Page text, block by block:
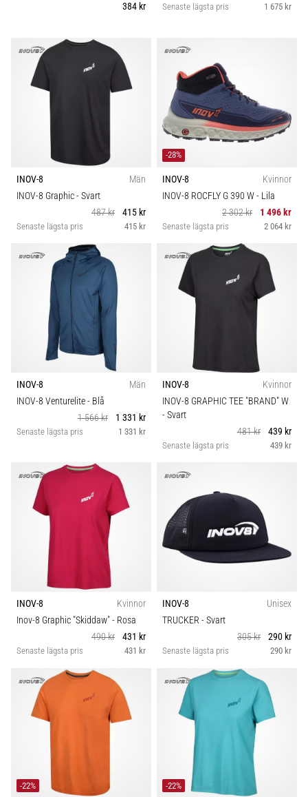
384 kr
Senaste lägsta pris 1 675 kr
INOV-8
Män
INOV-8 Graphic- Svart
487 kr
415 kr
Senaste lägsta pris 415 kr
-28%
INOV-8
Kvinnor
INOV-8 ROCFLY G 390 W- Lila
2 302 kr
1 496 kr
Senaste lägsta pris 2 064 kr
INOV-8
Män
INOV-8 Venturelite- Blå
1 566 kr
1 331 kr
Senaste lägsta pris 1 331 kr
INOV-8
Kvinnor
INOV-8 GRAPHIC TEE "BRAND" W
- Svart
481 kr
439 kr
Senaste lägsta pris 439 kr
INOV-8
Kvinnor
Inov-8 Graphic "Skiddaw"- Rosa
490 kr
431 kr
Senaste lägsta pris 431 kr
INOV-8
Unisex
TRUCKER - Svart
305 kr
290 kr
Senaste lägsta pris 290 kr
-22% -22%